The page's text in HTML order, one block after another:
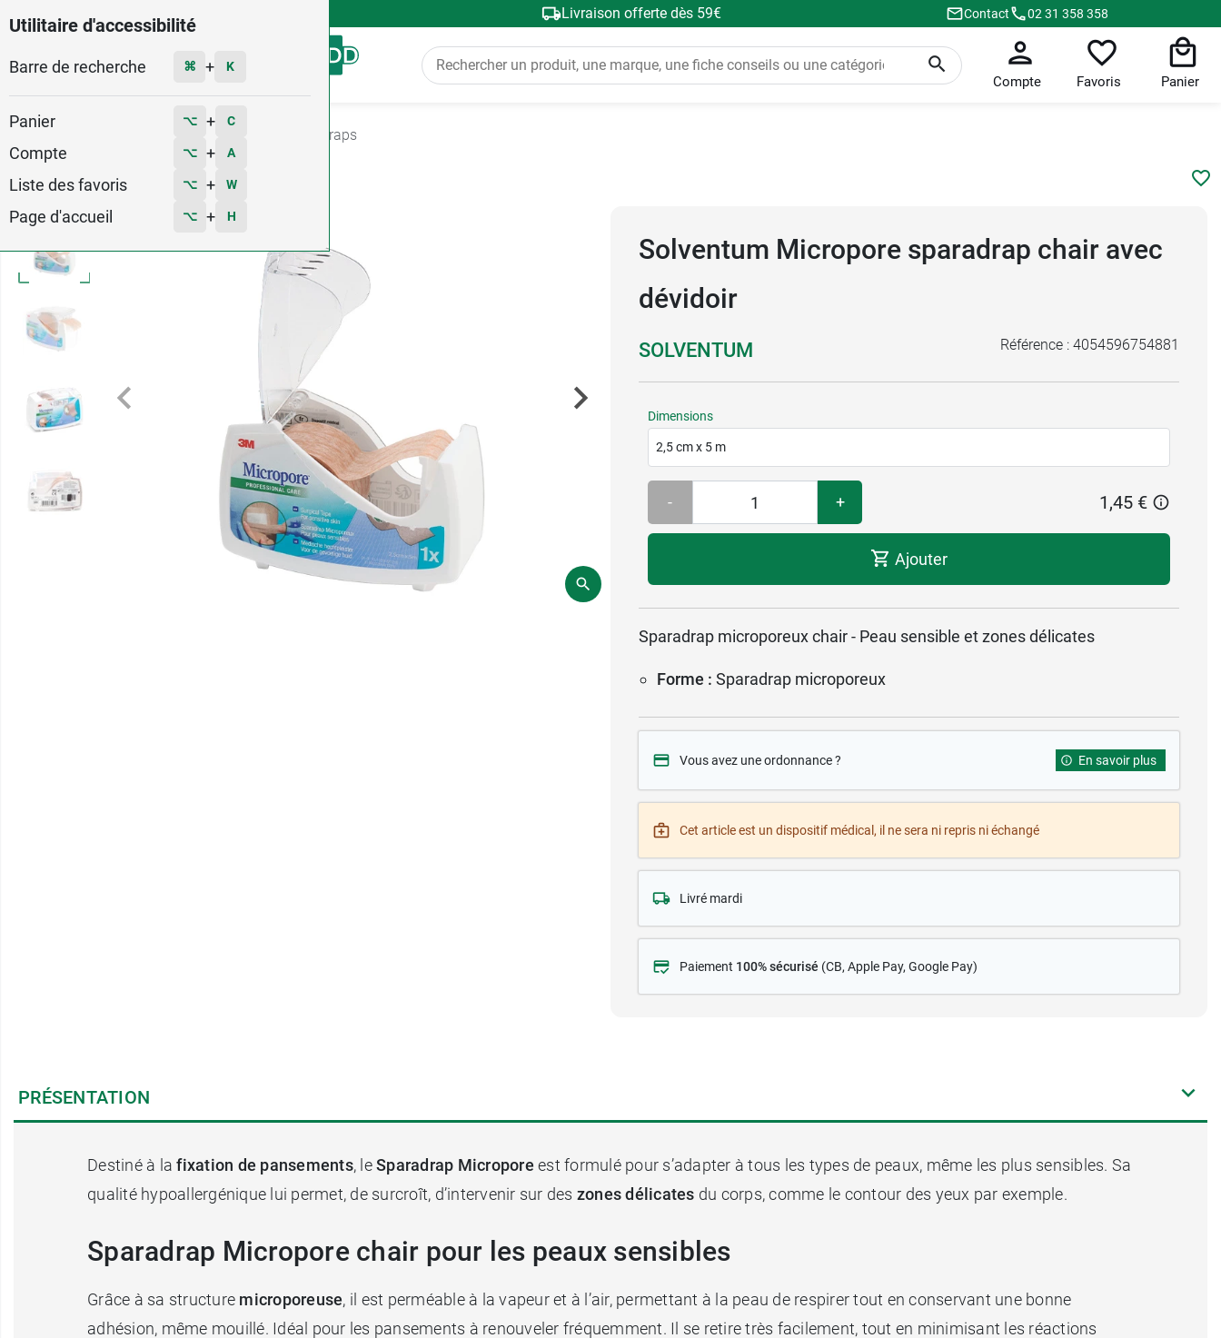
Utilitaire d'accessibilité
Barre de recherche ⌘ + K
Panier ⌥ + C
Compte ⌥ + A
Liste des favoris ⌥ + W
Page d'accueil ⌥ + H
Livraison offerte dès 59€ Contact 02 31 358 358
Menu
Compte Favoris Panier
Sparadraps
33
Solventum Micropore sparadrap chair avec
dévidoir
SOLVENTUM Référence : 4054596754881
Dimensions
2,5 cm x 5 m
- + 1,45 €
Ajouter
Sparadrap microporeux chair - Peau sensible et zones délicates
Forme : Sparadrap microporeux
Vous avez une ordonnance ? En savoir plus
Cet article est un dispositif médical, il ne sera ni repris ni échangé
Livré mardi
Paiement 100% sécurisé (CB, Apple Pay, Google Pay)
PRÉSENTATION
Destiné à lafixation de pansements, leSparadrap Micropore est formulé pour s’adapter à tous les types de peaux, même les plus sensibles. Sa
qualité hypoallergénique lui permet, de surcroît, d’intervenir sur des zones délicates du corps, comme le contour des yeux par exemple.
Sparadrap Micropore chair pour les peaux sensibles
Grâce à sa structure microporeuse, il est perméable à la vapeur et à l’air, permettant à la peau de respirer tout en conservant une bonne
adhésion, même mouillé. Idéal pour les pansements à renouveler fréquemment. Il se retire très facilement, tout en minimisant les réactions